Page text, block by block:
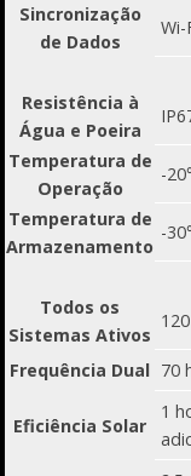
Sincronização
de Dados
Resistência à
Água e Poeira
Temperatura de
Operação
-
Temperatura de
Armazenamento
-
Todos os
Sistemas Ativos
Frequência Dual 70
Eficiência Solar
1